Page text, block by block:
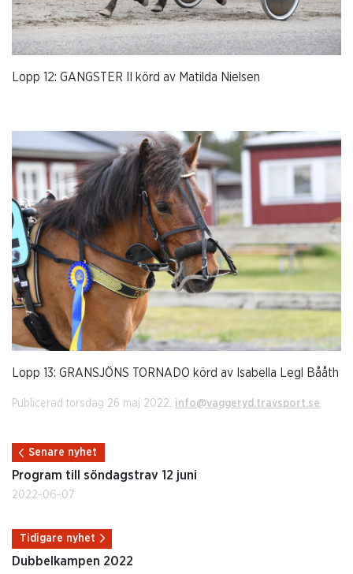
Lopp 12: GANGSTER II körd av Matilda Nielsen
Lopp 13: GRANSJÖNS TORNADO körd av Isabella Legl Bååth
Publicerad torsdag 26 maj 2022. info@vaggeryd.travsport.se
Senare nyhet
Program till söndagstrav 12 juni
2022-06-07
Tidigare nyhet
Dubbelkampen 2022